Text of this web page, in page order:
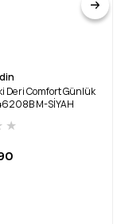
Deri Comfort Günlük
M-SİYAH
★